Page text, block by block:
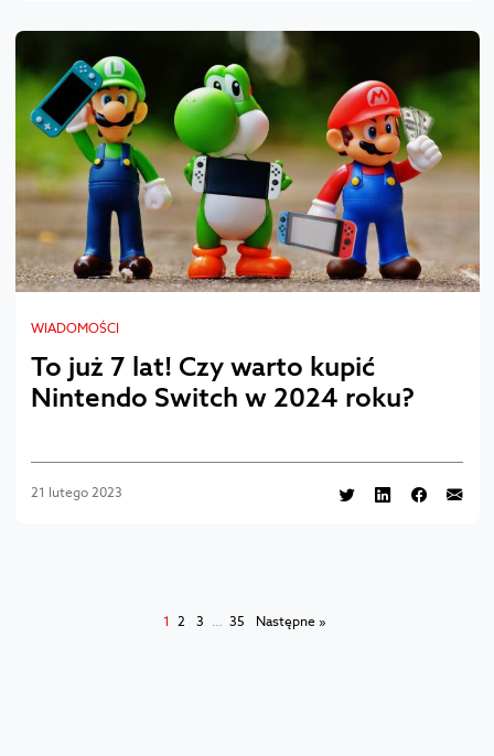
WIADOMOŚCI
To już 7 lat! Czy warto kupić
Nintendo Switch w 2024 roku?
21 lutego 2023
1 2 3 … 35 Następne »